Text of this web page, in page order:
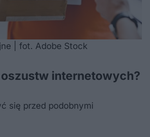
| fot. Adobe Stock
internetowych?
się przed podobnymi